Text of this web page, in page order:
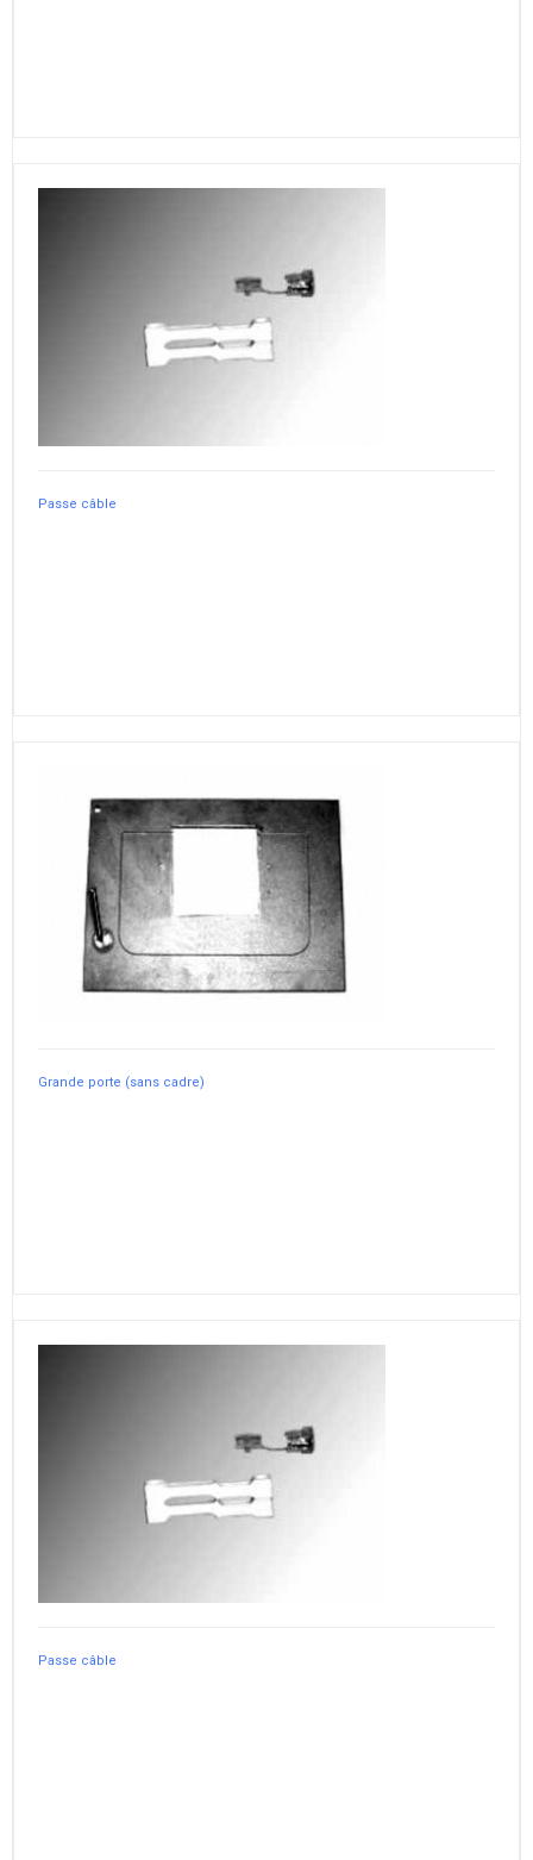
Passe câble
Grande porte (sans cadre)
Passe câble